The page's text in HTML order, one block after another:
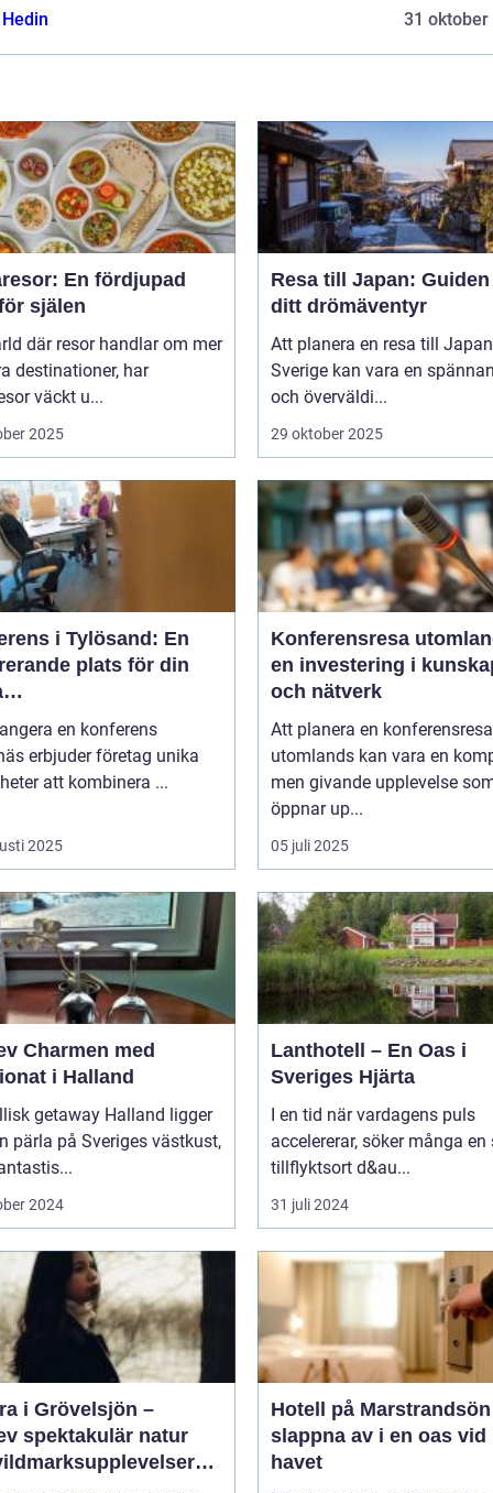
31 oktober
En fördjupad
själen
där resor handlar om mer
destinationer, har
väckt u...
2025
Resa till Japan:
ditt drömäventyr
Att planera en resa till
Sverige kan vara en
och överväldi...
29 oktober 2025
i Tylösand: En
plats för din
en konferens
erbjuder företag unika
att kombinera ...
2025
Konferensresa
en investering i
och nätverk
Att planera en konferensresa
utomlands kan vara en
men givande upplevelse
öppnar up...
05 juli 2025
Charmen med
i Halland
getaway Halland ligger
pärla på Sveriges västkust,
2024
Lanthotell – En Oas i
Sveriges Hjärta
I en tid när vardagens puls
accelererar, söker många en
tillflyktsort d&au...
31 juli 2024
i Grövelsjön –
spektakulär natur
håll
Hotell på
slappna av i en oas vid
havet